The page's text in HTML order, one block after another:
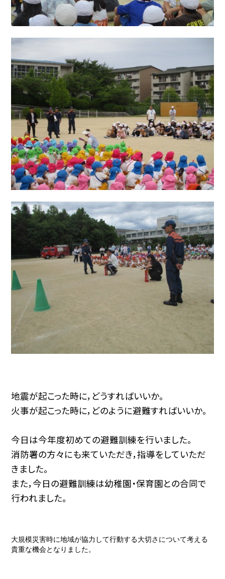
地震が起こった時に，どうすればいいか。
火事が起こった時に，どのように避難すればいいか。
今日は今年度初めての避難訓練を行いました。
消防署の方々にも来ていただき，指導をしていただ
きました。
また，今日の避難訓練は幼稚園・保育園との合同で
行われました。
大規模災害時に地域が協力して行動する大切さについて考える
貴重な機会となりました。